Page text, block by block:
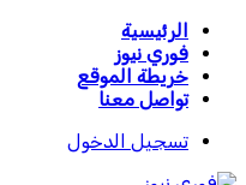
الرئيسية
فوري نيوز
خريطة الموقع
تواصل معنا
تسجيل الدخول